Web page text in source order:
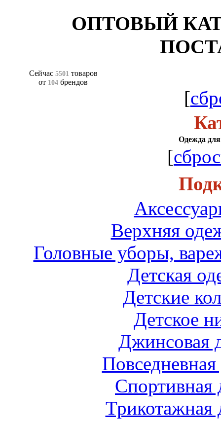
ОПТОВЫЙ
Сейчас 5501 товаров
от 104 брендов
[
Одежда для
[
Верхняя
Головные уборы,
Детская
Детские
Детское
Джинсовая
Спортивная
Трикотажная